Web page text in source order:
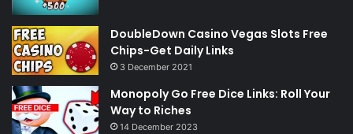
DoubleDown Casino Vegas Slots Free
Chips-Get Daily Links
3 December 2021
Monopoly Go Free Dice Links: Roll Your
Way to Riches
14 December 2023